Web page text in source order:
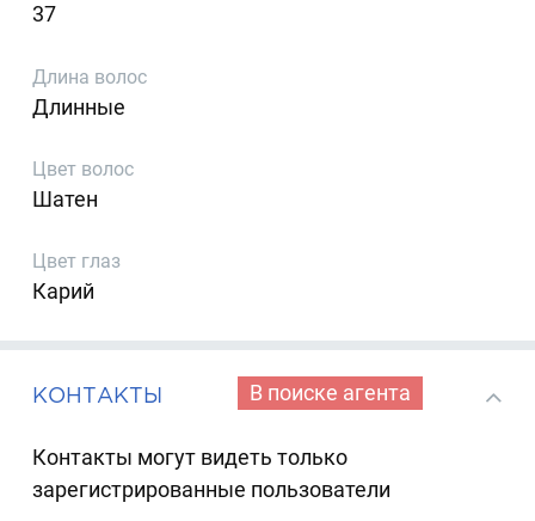
37
Длина волос
Длинные
Цвет волос
Шатен
Цвет глаз
Карий
КОНТАКТЫ В поиске агента
Контакты могут видеть только
зарегистрированные пользователи